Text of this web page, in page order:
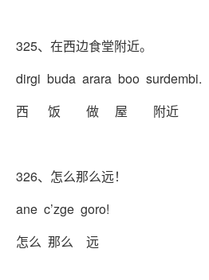
325、在西边食堂附近。
dirgi buda arara boo surdembi.
西 饭 做 屋 附近
326、怎么那么远！
ane c’zge goro!
怎么 那么 远